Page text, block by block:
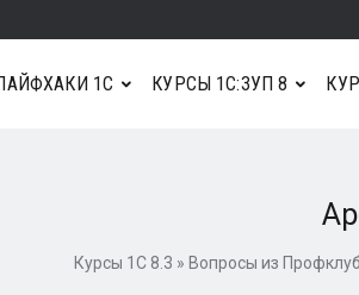
1С КУРСЫ 1С:ЗУП 8
Курсы 1С 8.3 » Вопросы из